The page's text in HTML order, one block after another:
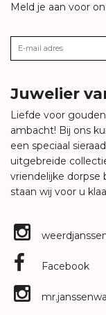
Meld je aan voor
Juwelier
Liefde voor
ambacht! Bij ons
een speciaal
uitgebreide
vriendelijke dorpse
staan wij voor u
Facebook